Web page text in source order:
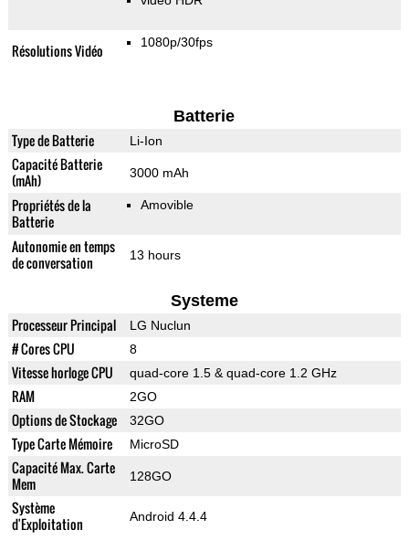
Résolutions Vidéo 1080p/30fps
Batterie
Type de Batterie Li-Ion
Capacité Batterie
(mAh)
3000 mAh
Propriétés de la
Batterie
Amovible
Autonomie en temps
de conversation
13 hours
Systeme
Processeur Principal LG Nuclun
# Cores CPU 8
Vitesse horloge CPU quad-core 1.5 & quad-core 1.2 GHz
RAM 2GO
Options de Stockage 32GO
Type Carte Mémoire MicroSD
Capacité Max. Carte
Mem
128GO
Système
d'Exploitation
Android 4.4.4